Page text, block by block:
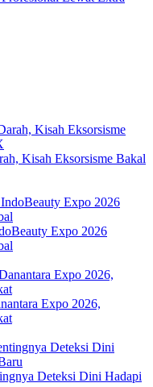
Kisah Eksorsisme Bakal
Expo 2026
Expo 2026,
Deteksi Dini Hadapi